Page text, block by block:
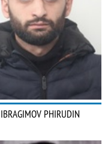
IBRAGIMOV PHIRUDIN